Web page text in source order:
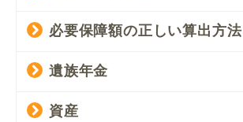
必要保障額の正しい算出方法
遺族年金
資産